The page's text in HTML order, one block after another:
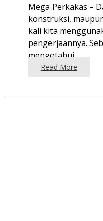
Mega Perkakas –
konstruksi,
kali kita
pengerjaannya.
mengetahui…
Read More